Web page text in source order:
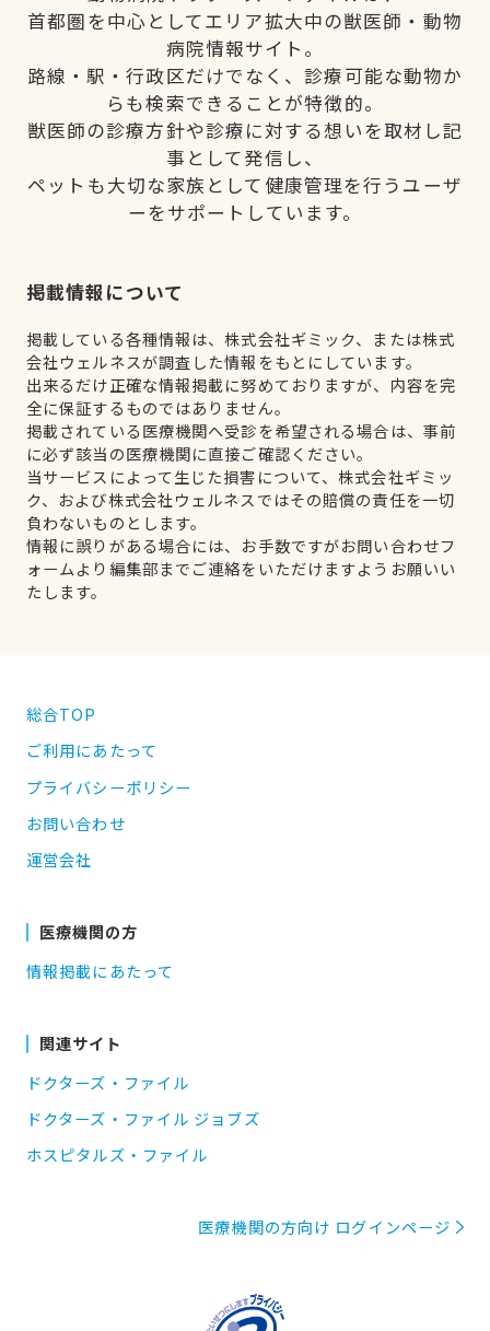
首都圏を中心としてエリア拡大中の獣医師・動物
病院情報サイト。
路線・駅・行政区だけでなく、診療可能な動物か
らも検索できることが特徴的。
獣医師の診療方針や診療に対する想いを取材し記
事として発信し、
ペットも大切な家族として健康管理を行うユーザ
ーをサポートしています。
掲載情報について
掲載している各種情報は、株式会社ギミック、または株式
会社ウェルネスが調査した情報をもとにしています。
出来るだけ正確な情報掲載に努めておりますが、内容を完
全に保証するものではありません。
掲載されている医療機関へ受診を希望される場合は、事前
に必ず該当の医療機関に直接ご確認ください。
当サービスによって生じた損害について、株式会社ギミッ
ク、および株式会社ウェルネスではその賠償の責任を一切
負わないものとします。
情報に誤りがある場合には、お手数ですがお問い合わせフ
ォームより編集部までご連絡をいただけますようお願いい
たします。
総合TOP
ご利用にあたって
プライバシーポリシー
お問い合わせ
運営会社
医療機関の方
情報掲載にあたって
関連サイト
ドクターズ・ファイル
ドクターズ・ファイル ジョブズ
ホスピタルズ・ファイル
医療機関の方向け ログインページ